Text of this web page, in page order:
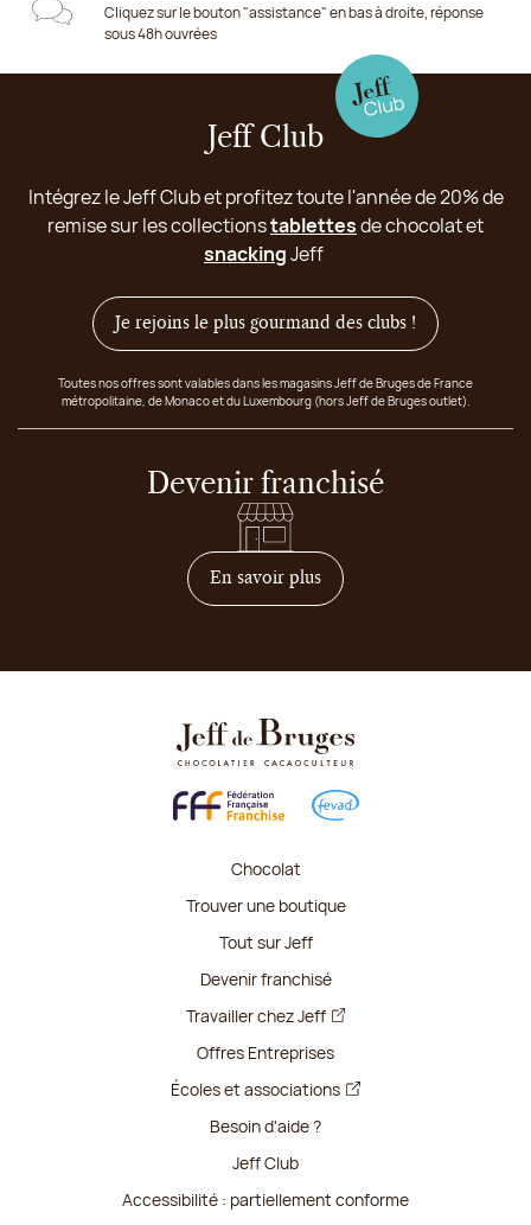
Cliquez sur le bouton "assistance" en bas à droite, réponse
sous 48h ouvrées
Jeff Club
Intégrez le Jeff Club et profitez toute l'année de 20% de
remise sur les collectionstablettesde chocolat et
snackingJeff
Je rejoins le plus gourmand des clubs !
Toutes nos offres sont valables dans les magasins Jeff de Bruges de France
métropolitaine, de Monaco et du Luxembourg (hors Jeff de Bruges outlet).
Devenir franchisé
En savoir plussur comment devenir
Chocolat
Trouver une boutique
Tout sur Jeff
Devenir franchisé
Travailler chez Jeff
Offres Entreprises
Écoles et associations
Besoin d'aide ?
Jeff Club
Accessibilité : partiellement conforme